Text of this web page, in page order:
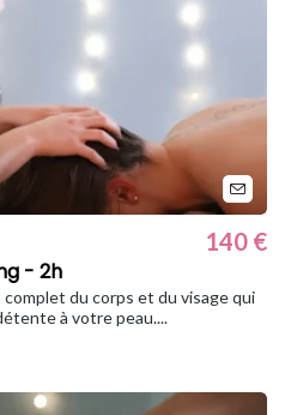
- 2h
140 €
du corps et du visage qui
à votre peau....